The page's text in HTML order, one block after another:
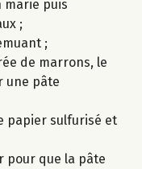
marie puis
;
;
de marrons, le
une pâte
papier sulfurisé et
pour que la pâte